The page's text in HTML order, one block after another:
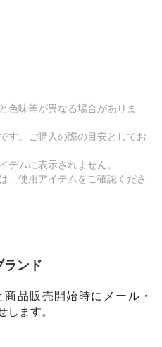
色味等が異なる場合がありま
す。ご購入の際の目安としてお
テムに表示されません。
、使用アイテムをご確認くださ
ランド
品販売開始時にメール・
します。